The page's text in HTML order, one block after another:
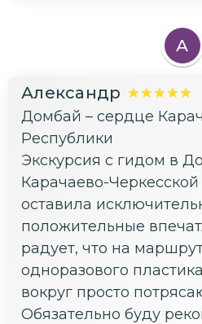
А
Александр
Домбай – сердце
Республики
Экскурсия с гидом в
Карачаево-
оставила
положительные
радует, что на
одноразового
вокруг просто
Обязательно буду